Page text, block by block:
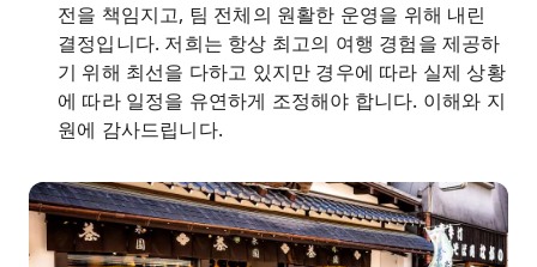
전을 책임지고, 팀 전체의 원활한 운영을 위해 내린
결정입니다. 저희는 항상 최고의 여행 경험을 제공하
기 위해 최선을 다하고 있지만 경우에 따라 실제 상황
에 따라 일정을 유연하게 조정해야 합니다. 이해와 지
원에 감사드립니다.